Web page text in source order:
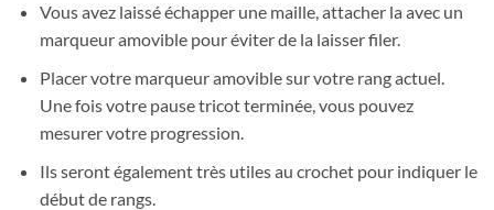
Vous avez laissé échapper une maille, attacher la avec un
marqueur amovible pour éviter de la laisser filer.
Placer votre marqueur amovible sur votre rang actuel.
Une fois votre pause tricot terminée, vous pouvez
mesurer votre progression.
Ils seront également très utiles au crochet pour indiquer le
début de rangs.